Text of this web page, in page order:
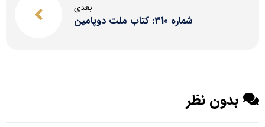
بعدی
شماره 310: کتاب ملت دوپامین
بدون نظر